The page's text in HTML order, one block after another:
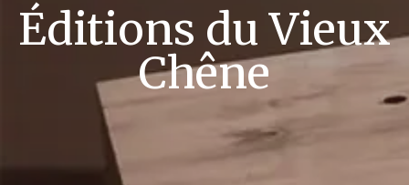
Éditions du Vieux
Chêne